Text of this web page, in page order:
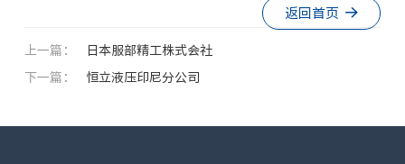
返回首页
上一篇： 日本服部精工株式会社
下一篇： 恒立液压印尼分公司